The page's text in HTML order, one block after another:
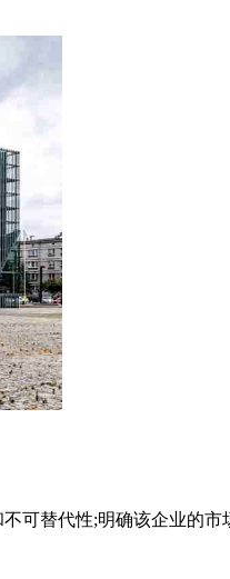
可替代性;明确该企业的市